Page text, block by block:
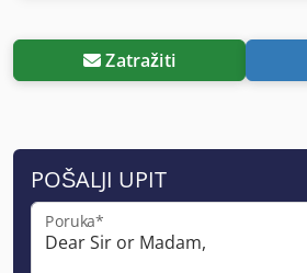
Zatražiti
POŠALJI UPIT
Poruka*